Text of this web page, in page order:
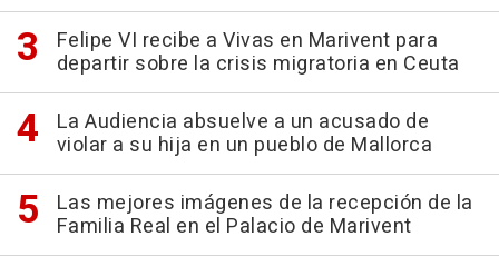
Felipe VI recibe a Vivas en Marivent para
departir sobre la crisis migratoria en Ceuta
La Audiencia absuelve a un acusado de
violar a su hija en un pueblo de Mallorca
Las mejores imágenes de la recepción de la
Familia Real en el Palacio de Marivent